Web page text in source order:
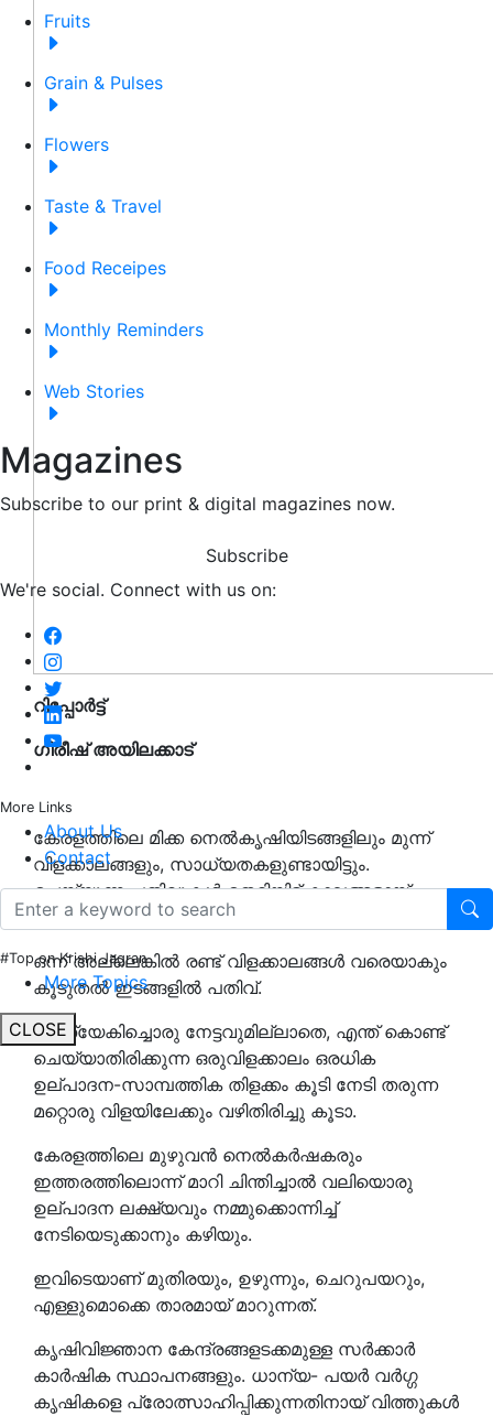
Fruits
Grain & Pulses
Flowers
Taste & Travel
Food Receipes
Monthly Reminders
Web Stories
Magazines
Subscribe to our print & digital magazines now.
Subscribe
We're social. Connect with us on:
More Links
About Us
Contact
#Top on Krishi Jagran
More Topics
CLOSE
റിപ്പോർട്ട്
ഗിരീഷ് അയിലക്കാട്
കേരളത്തിലെ മിക്ക നെൽകൃഷിയിടങ്ങളിലും മുന്ന്
വിളക്കാലങ്ങളും, സാധ്യതകളുണ്ടായിട്ടും.
ചെയ്യുന്ന പതിവുകൾ തെറ്റിയിട്ട് കാലങ്ങളായ്
കഴിഞ്ഞു.
ഒന്ന് അല്ലെങ്കിൽ രണ്ട് വിളക്കാലങ്ങൾ വരെയാകും
കൂടുതൽ ഇടങ്ങളിൽ പതിവ്.
പ്രത്യേകിച്ചൊരു നേട്ടവുമില്ലാതെ, എന്ത് കൊണ്ട്
ചെയ്യാതിരിക്കുന്ന ഒരുവിളക്കാലം ഒരധിക
ഉല്പാദന-സാമ്പത്തിക തിളക്കം കൂടി നേടി തരുന്ന
മറ്റൊരു വിളയിലേക്കും വഴിതിരിച്ചു കൂടാ.
കേരളത്തിലെ മുഴുവൻ നെൽകർഷകരും
ഇത്തരത്തിലൊന്ന് മാറി ചിന്തിച്ചാൽ വലിയൊരു
ഉല്പാദന ലക്ഷ്യവും നമ്മുക്കൊന്നിച്ച്
നേടിയെടുക്കാനും കഴിയും.
ഇവിടെയാണ് മുതിരയും, ഉഴുന്നും, ചെറുപയറും,
എള്ളുമൊക്കെ താരമായ് മാറുന്നത്.
കൃഷിവിജ്ഞാന കേന്ദ്രങ്ങളടക്കമുള്ള സർക്കാർ
കാർഷിക സ്ഥാപനങ്ങളും. ധാന്യ- പയർ വർഗ്ഗ
കൃഷികളെ പ്രോത്സാഹിപ്പിക്കുന്നതിനായ് വിത്തുകൾ